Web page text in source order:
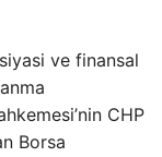
ve finansal
CHP
Borsa